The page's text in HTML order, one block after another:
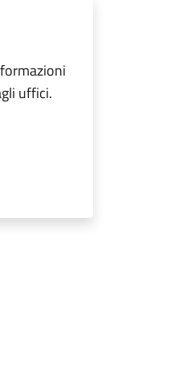
uffici.